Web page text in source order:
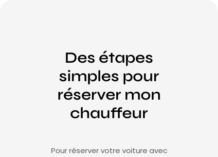
Des étapes
simples pour
réserver mon
chauffeur
Pour réserver votre voiture avec